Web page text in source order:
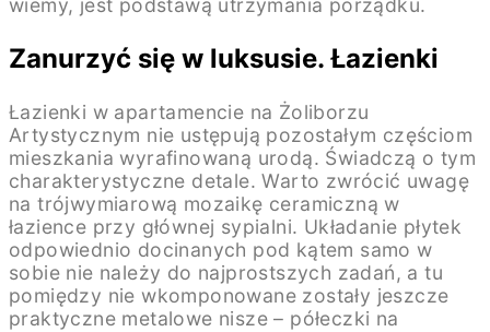
wiemy, jest podstawą utrzymania porządku.
Zanurzyć się w luksusie. Łazienki
Łazienki w apartamencie na Żoliborzu
Artystycznym nie ustępują pozostałym częściom
mieszkania wyrafinowaną urodą. Świadczą o tym
charakterystyczne detale. Warto zwrócić uwagę
na trójwymiarową mozaikę ceramiczną w
łazience przy głównej sypialni. Układanie płytek
odpowiednio docinanych pod kątem samo w
sobie nie należy do najprostszych zadań, a tu
pomiędzy nie wkomponowane zostały jeszcze
praktyczne metalowe nisze – półeczki na